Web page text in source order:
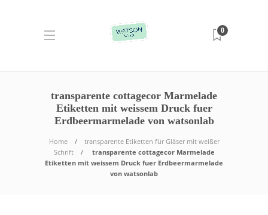
0
transparente cottagecor Marmelade
Etiketten mit weissem Druck fuer
Erdbeermarmelade von watsonlab
Home
transparente Etiketten für Gläser mit weißer
Schrift
transparente cottagecor Marmelade
Etiketten mit weissem Druck fuer Erdbeermarmelade
von watsonlab